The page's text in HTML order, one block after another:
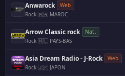
Anwarock
Web
Rock·🇲🇦 MAROC
Arrow Classic rock
Nat.
Rock·🇳🇱 PAYS-BAS·
Asia Dream Radio - J-Rock
Web
Rock·🇯🇵 JAPON